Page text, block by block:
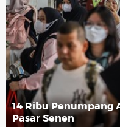
14 Ribu Penumpang
Pasar Senen